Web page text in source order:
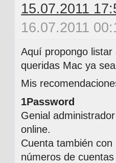
15.07.2011
16.07.2011
Aquí propongo
queridas Mac ya
Mis
1Password
Genial
online.
Cuenta también
números de